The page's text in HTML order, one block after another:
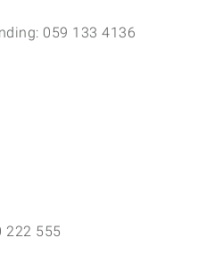
059 133 4136
222 555